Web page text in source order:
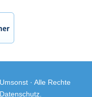
· Alle Rechte
Datenschutz